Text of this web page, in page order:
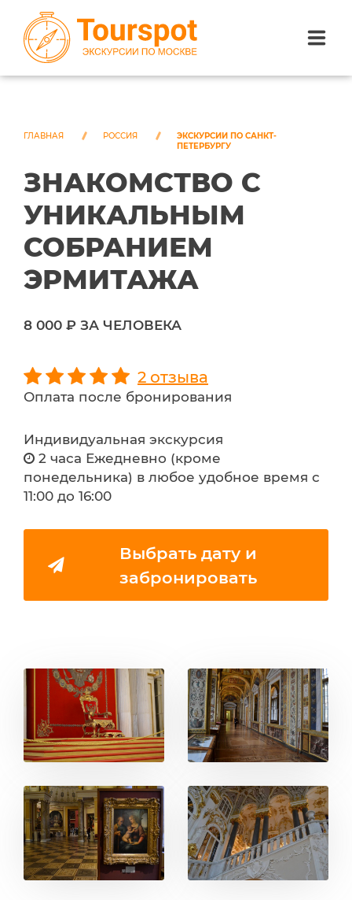
ЭКСКУРСИИ ПО МОСКВЕ
ЭКСКУРСИИ ПО СОЧИ
О НАС
ГЛАВНАЯ РОССИЯ
ЭКСКУРСИИ ПО САНКТ-
ПЕТЕРБУРГУ
ЗНАКОМСТВО С
УНИКАЛЬНЫМ
СОБРАНИЕМ
ЭРМИТАЖА
8 000 ₽ ЗА ЧЕЛОВЕКА
2 отзыва
Оплата после бронирования
Индивидуальная экскурсия
2 часа Ежедневно (кроме
понедельника) в любое удобное время с
11:00 до 16:00
Выбрать дату и
забронировать